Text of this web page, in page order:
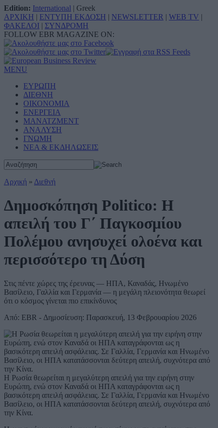
Edition: International | Greek
ΑΡΧΙΚΗ | ΕΝΤΥΠΗ ΕΚΔΟΣΗ | NEWSLETTER | WEB TV |
ΦΑΚΕΛΟΙ | ΣΥΝΔΡΟΜΗ
FOLLOW EBR MAGAZINE ON:
MENU
ΕΥΡΩΠΗ
ΔΙΕΘΝΗ
ΟΙΚΟΝΟΜΙΑ
ΕΝΕΡΓΕΙΑ
ΜΑΝΑΤΖΜΕΝΤ
ΑΝΑΛΥΣΗ
ΓΝΩΜΗ
ΝΕΑ & ΕΚΔΗΛΩΣΕΙΣ
Αρχική » Διεθνή
Δημοσκόπηση Politico: Η
απειλή του Γ΄ Παγκοσμίου
Πολέμου ανησυχεί ολοένα και
περισσότερο τη Δύση
Στις πέντε χώρες της έρευνας — ΗΠΑ, Καναδάς, Ηνωμένο
Βασίλειο, Γαλλία και Γερμανία — η μεγάλη πλειονότητα θεωρεί
ότι ο κόσμος γίνεται πιο επικίνδυνος
Από: EBR - Δημοσίευση: Παρασκευή, 13 Φεβρουαρίου 2026
Η Ρωσία θεωρείται η μεγαλύτερη απειλή για την ειρήνη στην
Ευρώπη, ενώ στον Καναδά οι ΗΠΑ καταγράφονται ως η
βασικότερη απειλή ασφάλειας. Σε Γαλλία, Γερμανία και Ηνωμένο
Βασίλειο, οι ΗΠΑ κατατάσσονται δεύτερη απειλή, συχνότερα από
την Κίνα.